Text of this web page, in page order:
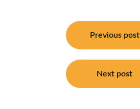
Previous post
Next post